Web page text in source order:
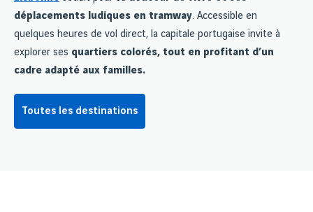
déplacements ludiques en tramway. Accessible en
quelques heures de vol direct, la capitale portugaise invite à
explorer ses quartiers colorés, tout en profitant d’un
cadre adapté aux familles.
Toutes les destinations